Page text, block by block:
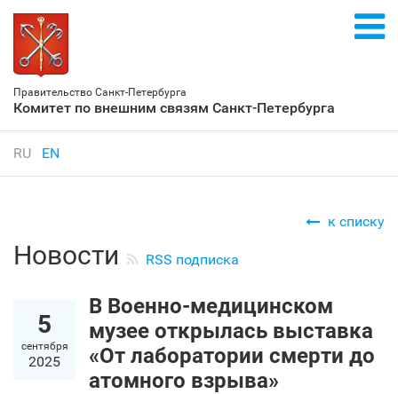
Правительство Санкт‑Петербурга
Комитет по внешним связям Санкт‑Петербурга
RU EN
к списку
Новости RSS подписка
5
сентября
2025
В Военно-медицинском
музее открылась выставка
«От лаборатории смерти до
атомного взрыва»